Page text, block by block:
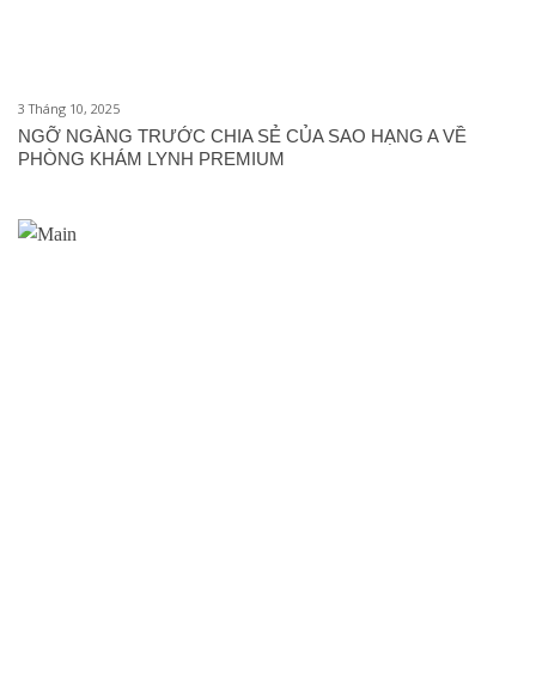
3 Tháng 10, 2025
NGỠ NGÀNG TRƯỚC CHIA SẺ CỦA SAO HẠNG A VỀ
PHÒNG KHÁM LYNH PREMIUM